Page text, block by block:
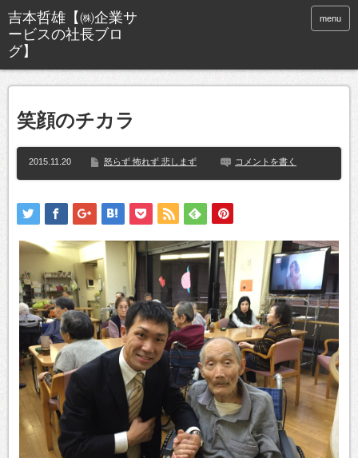
menu
笑顔のチカラ
2015.11.20 怒らず 怖れず 悲しまず コメントを書く